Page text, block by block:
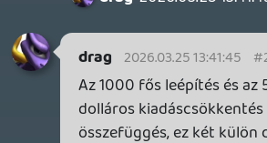
2018: 5,48 milliárd $
2019: 3,71 milliárd $
2021: 4,8 milliárd $
2022: 4,4 milliárd $